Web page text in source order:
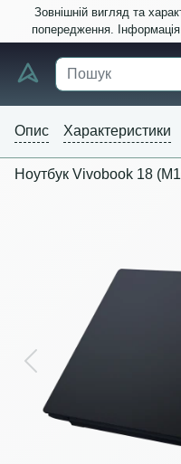
Зовнішній вигляд та
попередження.
Опис Характеристики
Ноутбук Vivobook 18
Previous